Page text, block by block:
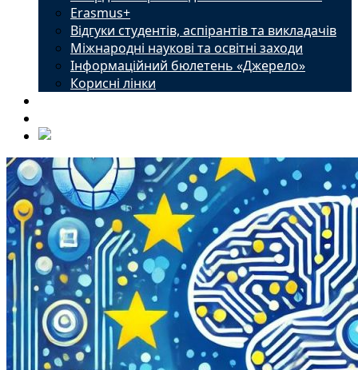
Erasmus+
Відгуки студентів, аспірантів та викладачів
Міжнародні наукові та освітні заходи
Інформаційний бюлетень «Джерело»
Корисні лінки